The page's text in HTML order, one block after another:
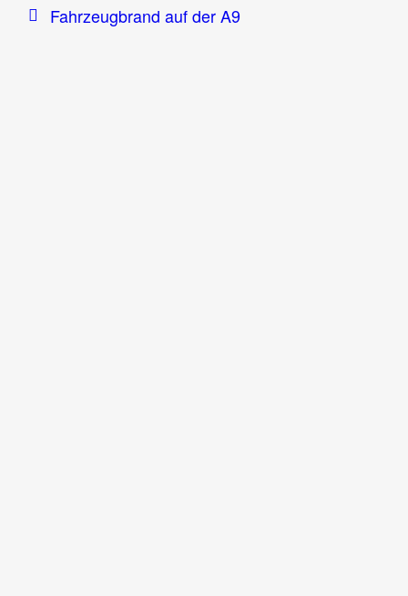
Fahrzeugbrand auf der A9